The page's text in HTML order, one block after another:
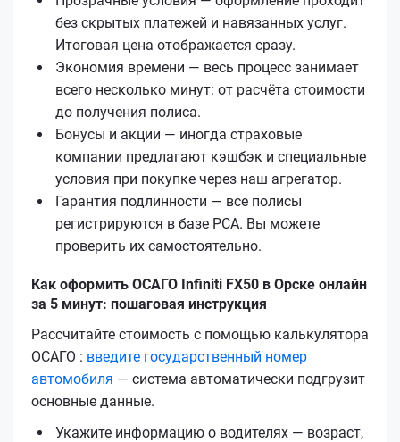
без скрытых платежей и навязанных услуг.
Итоговая цена отображается сразу.
Экономия времени — весь процесс занимает
всего несколько минут: от расчёта стоимости
до получения полиса.
Бонусы и акции — иногда страховые
компании предлагают кэшбэк и специальные
условия при покупке через наш агрегатор.
Гарантия подлинности — все полисы
регистрируются в базе РСА. Вы можете
проверить их самостоятельно.
Как оформить ОСАГО Infiniti FX50 в Орске онлайн
за 5 минут: пошаговая инструкция
Рассчитайте стоимость с помощью калькулятора
ОСАГО : введите государственный номер
автомобиля — система автоматически подгрузит
основные данные.
Укажите информацию о водителях — возраст,